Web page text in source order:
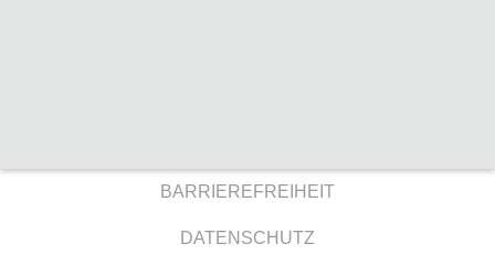
BARRIEREFREIHEIT
DATENSCHUTZ